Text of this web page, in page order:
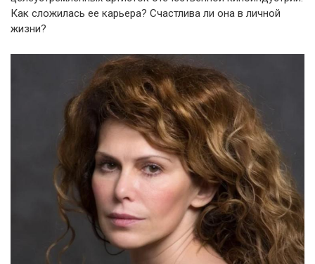
Как сложилась ее карьера? Счастлива ли она в личной
жизни?